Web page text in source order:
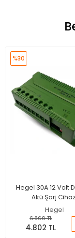
Hegel 30A 12 Volt
Akü Şarj
Hegel
%30
6.860 TL
4.802 TL